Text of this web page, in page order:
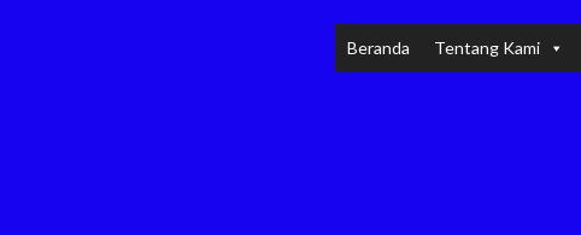
Beranda Tentang Kami